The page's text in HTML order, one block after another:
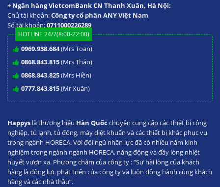
+ Ngân hàng VietcomBank CN Thanh Xuân, Hà Nội:
Chủ tài khoản:Công ty cổ phần ANY Việt Nam
Số tài khoản:0711000226289
HOTLINE 24/7(8:00-22:00)
0969.938.684(Mrs Toan)
0868.843.815(Mrs Thảo)
0868.843.825(Mrs Hiền)
0777.843.815(Mr Xuân)
Happys là thương hiệu Hàn Quốc chuyên cung cấp các thiết bị công
nghiệp, tủ lạnh, tủ đông, máy diệt khuẩn và các thiết bị khác phục vụ
trong ngành HORECA. Với đội ngũ nhân lực đã có nhiều năm kinh
nghiệm trong ngành ngành HORECA, năng động và đầy lòng nhiệt
huyết vươn xa. Phương châm của công ty : “Sự hài lòng của khách
hàng là động lực phát triển của công ty và luôn đồng hành cùng khách
hàng và các nhà thầu”.